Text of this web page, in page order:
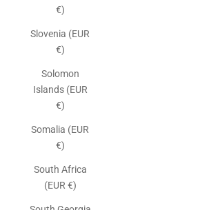
€)
Slovenia (EUR
€)
Solomon
Islands (EUR
€)
Somalia (EUR
€)
South Africa
(EUR €)